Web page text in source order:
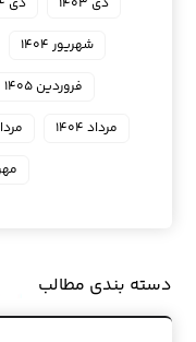
شهریور ۱۴۰۴
فروردین ۱۴۰۵
مرداد ۱۴۰۴
مرداد
دسته بندی مطالب